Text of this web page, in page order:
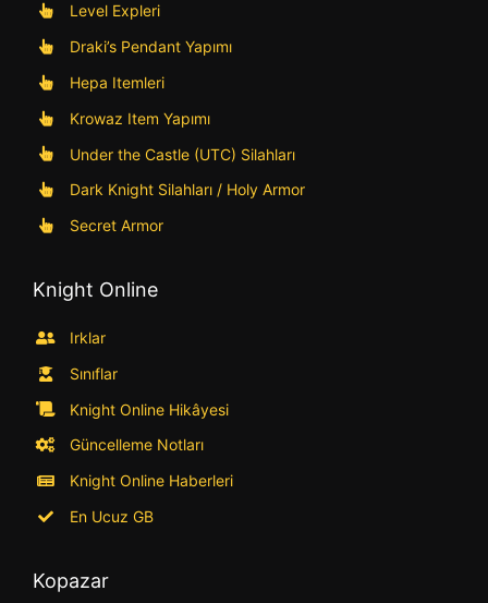
Level Expleri
Draki’s Pendant Yapımı
Hepa Itemleri
Krowaz Item Yapımı
Under the Castle (UTC) Silahları
Dark Knight Silahları / Holy Armor
Secret Armor
Knight Online
Irklar
Sınıflar
Knight Online Hikâyesi
Güncelleme Notları
Knight Online Haberleri
En Ucuz GB
Kopazar